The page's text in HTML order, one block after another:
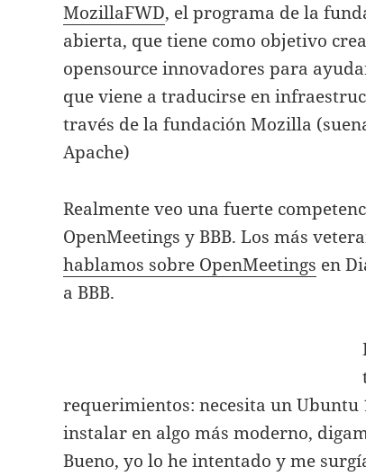
MozillaFWD, el programa de la
abierta, que tiene como objetivo
opensource innovadores para
que viene a traducirse en
través de la fundación Mozilla
Apache)
Realmente veo una fuerte
OpenMeetings y BBB. Los más
hablamos sobre OpenMeetings en
a BBB.
requerimientos: necesita un Ubuntu
instalar en algo más moderno,
Bueno, yo lo he intentado y me